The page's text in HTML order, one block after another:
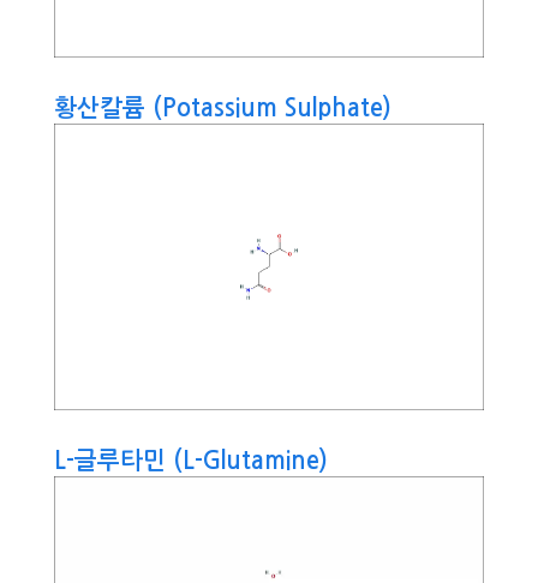
황산칼륨 (Potassium Sulphate)
L-글루타민 (L-Glutamine)